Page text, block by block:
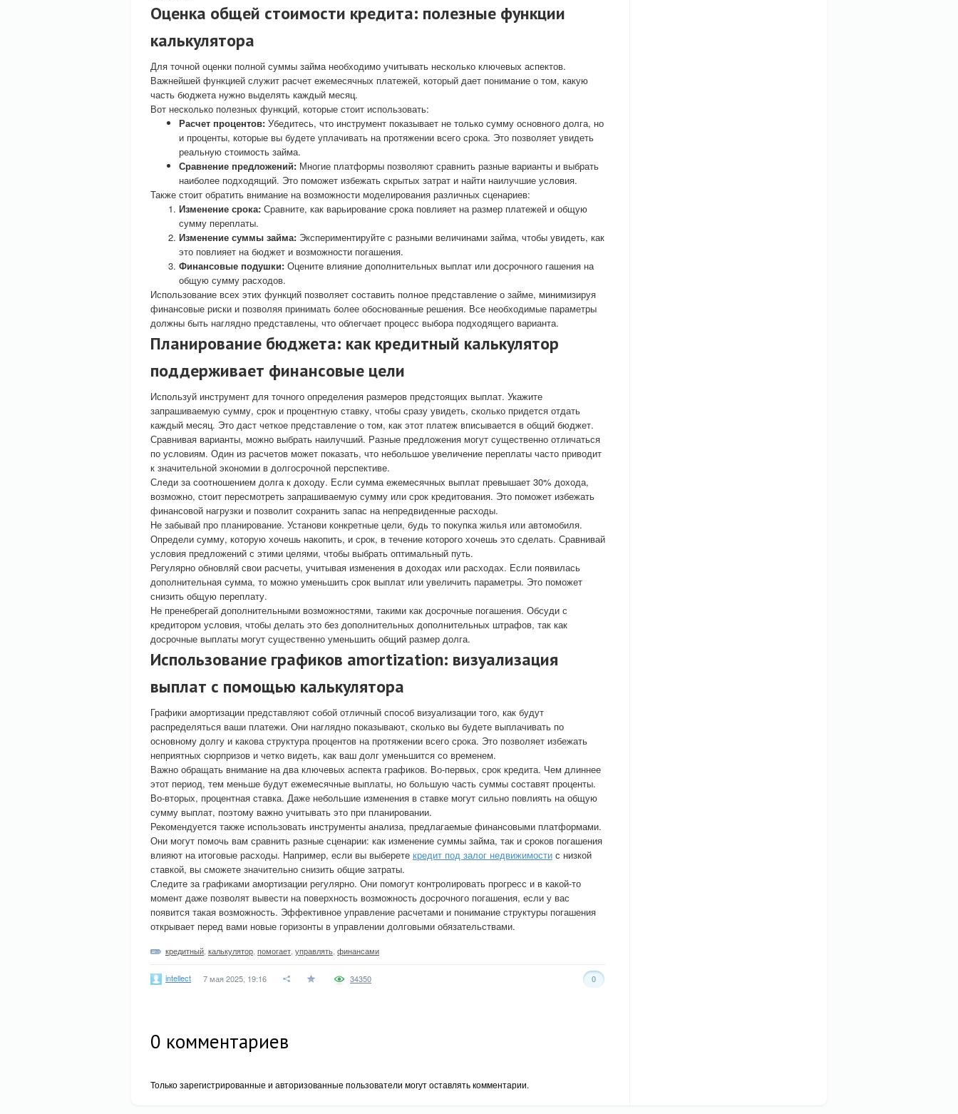
Оценка общей стоимости кредита: полезные функции
калькулятора
Для точной оценки полной суммы займа необходимо учитывать несколько ключевых аспектов.
Важнейшей функцией служит расчет ежемесячных платежей, который дает понимание о том, какую
часть бюджета нужно выделять каждый месяц.
Вот несколько полезных функций, которые стоит использовать:
Расчет процентов: Убедитесь, что инструмент показывает не только сумму основного долга, но
и проценты, которые вы будете уплачивать на протяжении всего срока. Это позволяет увидеть
реальную стоимость займа.
Сравнение предложений: Многие платформы позволяют сравнить разные варианты и выбрать
наиболее подходящий. Это поможет избежать скрытых затрат и найти наилучшие условия.
Также стоит обратить внимание на возможности моделирования различных сценариев:
Изменение срока: Сравните, как варьирование срока повлияет на размер платежей и общую
сумму переплаты.
Изменение суммы займа: Экспериментируйте с разными величинами займа, чтобы увидеть, как
это повлияет на бюджет и возможности погашения.
Финансовые подушки: Оцените влияние дополнительных выплат или досрочного гашения на
общую сумму расходов.
Использование всех этих функций позволяет составить полное представление о займе, минимизируя
финансовые риски и позволяя принимать более обоснованные решения. Все необходимые параметры
должны быть наглядно представлены, что облегчает процесс выбора подходящего варианта.
Планирование бюджета: как кредитный калькулятор
поддерживает финансовые цели
Используй инструмент для точного определения размеров предстоящих выплат. Укажите
запрашиваемую сумму, срок и процентную ставку, чтобы сразу увидеть, сколько придется отдать
каждый месяц. Это даст четкое представление о том, как этот платеж вписывается в общий бюджет.
Сравнивая варианты, можно выбрать наилучший. Разные предложения могут существенно отличаться
по условиям. Один из расчетов может показать, что небольшое увеличение переплаты часто приводит
к значительной экономии в долгосрочной перспективе.
Следи за соотношением долга к доходу. Если сумма ежемесячных выплат превышает 30% дохода,
возможно, стоит пересмотреть запрашиваемую сумму или срок кредитования. Это поможет избежать
финансовой нагрузки и позволит сохранить запас на непредвиденные расходы.
Не забывай про планирование. Установи конкретные цели, будь то покупка жилья или автомобиля.
Определи сумму, которую хочешь накопить, и срок, в течение которого хочешь это сделать. Сравнивай
условия предложений с этими целями, чтобы выбрать оптимальный путь.
Регулярно обновляй свои расчеты, учитывая изменения в доходах или расходах. Если появилась
дополнительная сумма, то можно уменьшить срок выплат или увеличить параметры. Это поможет
снизить общую переплату.
Не пренебрегай дополнительными возможностями, такими как досрочные погашения. Обсуди с
кредитором условия, чтобы делать это без дополнительных дополнительных штрафов, так как
досрочные выплаты могут существенно уменьшить общий размер долга.
Использование графиков amortization: визуализация
выплат с помощью калькулятора
Графики амортизации представляют собой отличный способ визуализации того, как будут
распределяться ваши платежи. Они наглядно показывают, сколько вы будете выплачивать по
основному долгу и какова структура процентов на протяжении всего срока. Это позволяет избежать
неприятных сюрпризов и четко видеть, как ваш долг уменьшится со временем.
Важно обращать внимание на два ключевых аспекта графиков. Во-первых, срок кредита. Чем длиннее
этот период, тем меньше будут ежемесячные выплаты, но большую часть суммы составят проценты.
Во-вторых, процентная ставка. Даже небольшие изменения в ставке могут сильно повлиять на общую
сумму выплат, поэтому важно учитывать это при планировании.
Рекомендуется также использовать инструменты анализа, предлагаемые финансовыми платформами.
Они могут помочь вам сравнить разные сценарии: как изменение суммы займа, так и сроков погашения
влияют на итоговые расходы. Например, если вы выберете кредит под залог недвижимости с низкой
ставкой, вы сможете значительно снизить общие затраты.
Следите за графиками амортизации регулярно. Они помогут контролировать прогресс и в какой-то
момент даже позволят вывести на поверхность возможность досрочного погашения, если у вас
появится такая возможность. Эффективное управление расчетами и понимание структуры погашения
открывает перед вами новые горизонты в управлении долговыми обязательствами.
кредитный калькулятор помогает управлять финансами
intellect 7 мая 2025, 19:16 0
34350
0 комментариев
Только зарегистрированные и авторизованные пользователи могут оставлять комментарии.